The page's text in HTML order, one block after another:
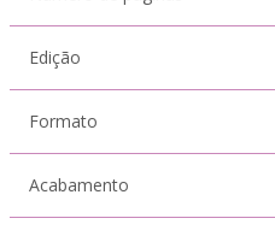
Edição
Formato
Acabamento